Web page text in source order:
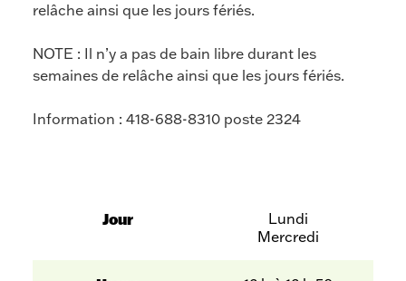
relâche ainsi que les jours fériés.
NOTE : Il n’y a pas de bain libre durant les
semaines de relâche ainsi que les jours fériés.
Information : 418-688-8310 poste 2324
Jour
Lundi
Mercredi